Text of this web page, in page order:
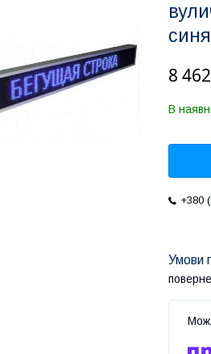
синя
8
В
+380